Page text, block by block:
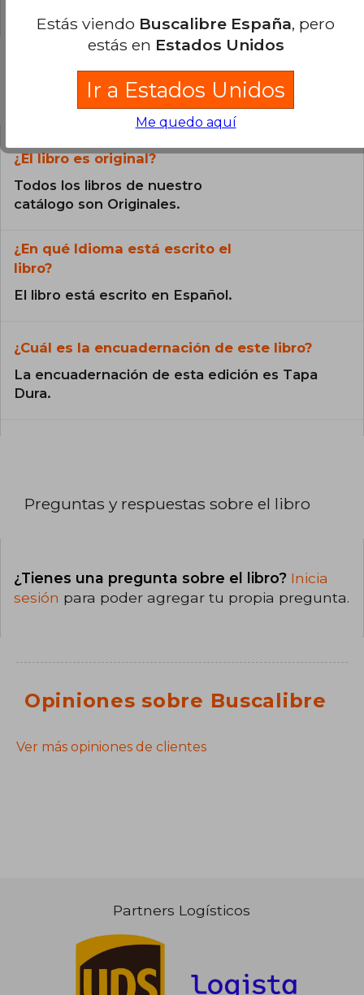
Preguntas frecuentes sobre el libro
¿El libro es original?
Todos los libros de nuestro
catálogo son Originales.
¿En qué Idioma está escrito el
libro?
El libro está escrito en Español.
¿Cuál es la encuadernación de este libro?
La encuadernación de esta edición es Tapa
Dura.
Preguntas y respuestas sobre el libro
¿Tienes una pregunta sobre el libro? Inicia
sesión para poder agregar tu propia pregunta.
Opiniones sobre Buscalibre
Ver más opiniones de clientes
Partners Logísticos
Estás viendo Buscalibre España, pero
estás en Estados Unidos
Ir a Estados Unidos
Me quedo aquí